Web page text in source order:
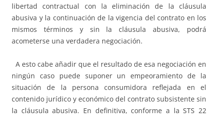
libertad contractual con la eliminación de la cláusula
abusiva y la continuación de la vigencia del contrato en los
mismos términos y sin la cláusula abusiva, podrá
acometerse una verdadera negociación.
A esto cabe añadir que el resultado de esa negociación en
ningún caso puede suponer un empeoramiento de la
situación de la persona consumidora reflejada en el
contenido jurídico y económico del contrato subsistente sin
la cláusula abusiva. En definitiva, conforme a la STS 22